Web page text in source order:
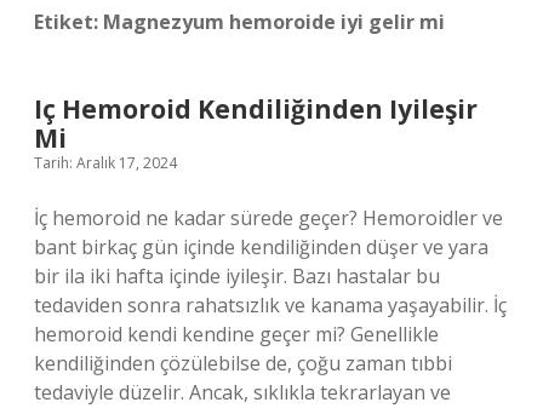
Etiket: Magnezyum hemoroide iyi gelir mi
Iç Hemoroid Kendiliğinden Iyileşir
Mi
Tarih: Aralık 17, 2024
İç hemoroid ne kadar sürede geçer? Hemoroidler ve
bant birkaç gün içinde kendiliğinden düşer ve yara
bir ila iki hafta içinde iyileşir. Bazı hastalar bu
tedaviden sonra rahatsızlık ve kanama yaşayabilir. İç
hemoroid kendi kendine geçer mi? Genellikle
kendiliğinden çözülebilse de, çoğu zaman tıbbi
tedaviyle düzelir. Ancak, sıklıkla tekrarlayan ve